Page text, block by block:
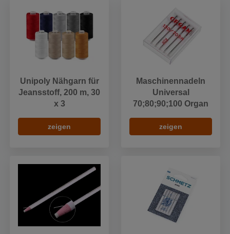
Unipoly Nähgarn für
Jeansstoff, 200 m, 30
x 3
zeigen
Maschinennadeln
Universal
70;80;90;100 Organ
zeigen